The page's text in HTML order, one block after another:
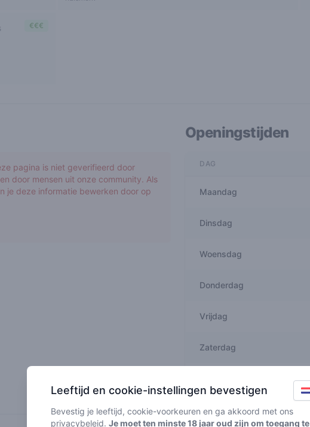
€€€
pagina is niet geverifieerd door
door mensen uit onze community. Als
je deze informatie bewerken door op
Openingstijden
DAG
Maandag
Dinsdag
Woensdag
Donderdag
Vrijdag
Zaterdag
Leeftijd en cookie-instellingen bevestigen
Bevestig je leeftijd, cookie-voorkeuren en ga akkoord met ons
privacybeleid. Je moet ten minste 18 jaar oud zijn om toegang te